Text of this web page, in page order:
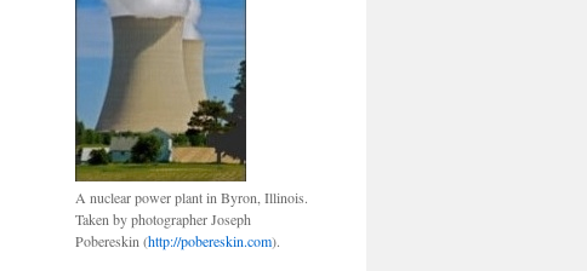
A nuclear power plant in Byron, Illinois.
Taken by photographer Joseph
Pobereskin (http://pobereskin.com).